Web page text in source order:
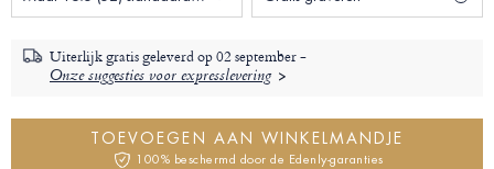
Uiterlijk gratis geleverd op02 september -
Onze suggesties voor expresslevering
TOEVOEGEN AAN WINKELMANDJE
100% beschermd door de Edenly-garanties